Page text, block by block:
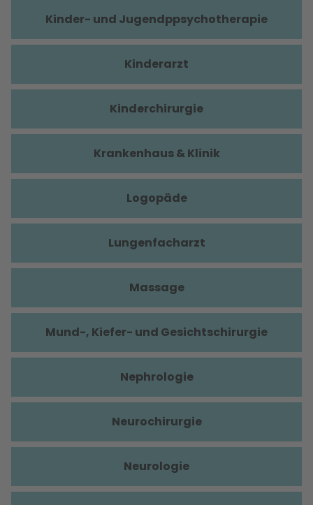
Kinder- und Jugendppsychotherapie
Kinderarzt
Kinderchirurgie
Krankenhaus & Klinik
Logopäde
Lungenfacharzt
Massage
Mund-, Kiefer- und Gesichtschirurgie
Nephrologie
Neurochirurgie
Neurologie